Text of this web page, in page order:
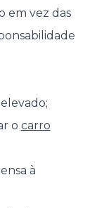
em vez das
o carro
à